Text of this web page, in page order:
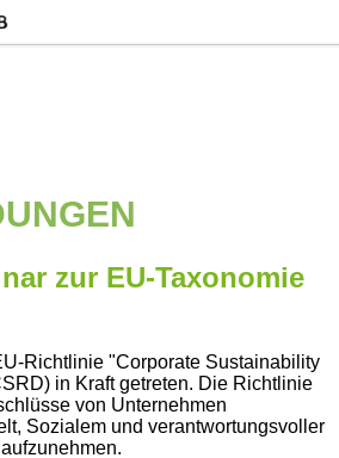
zur EU-Taxonomie
Richtlinie Corporate Sustainability
in Kraft getreten. Die Richtlinie
von Unternehmen
Sozialem und verantwortungsvoller